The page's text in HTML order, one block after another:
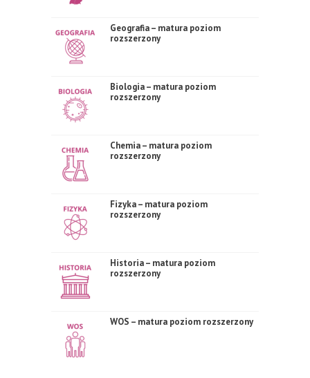
Geografia – matura poziom
rozszerzony
Biologia – matura poziom
rozszerzony
Chemia – matura poziom
rozszerzony
Fizyka – matura poziom
rozszerzony
Historia – matura poziom
rozszerzony
WOS – matura poziom rozszerzony